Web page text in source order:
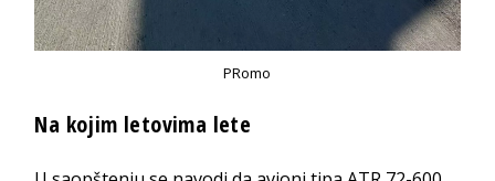
PRomo
Na kojim letovima lete